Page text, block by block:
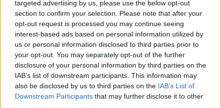
targeted advertising by us, please use the below opt-out
section to confirm your selection. Please note that after your
opt-out request is processed you may continue seeing
interest-based ads based on personal information utilized by
us or personal information disclosed to third parties prior to
your opt-out. You may separately opt-out of the further
disclosure of your personal information by third parties on the
IAB’s list of downstream participants. This information may
also be disclosed by us to third parties on the IAB’s List of
Downstream Participants that may further disclose it to other
Elektronikus zenei fronton is jöttek új izgalmak a
nemzetközi nevekkel.Gigi FMés
Polygonia(nyitóképünkön)közös szettje misztikus
technomágia lesz a cserkészpark csillagai alatt.Rey
Colinofelkapott 90's hangzással pezsdíti a house
világát, és piszkos, groovy technoval érkezikAlarico
Red Axes,Nicola Cruz,Blawan, Call Super,Chlär
ésupsammypedigmár tavaly csatlakozott a
lineuphoz.